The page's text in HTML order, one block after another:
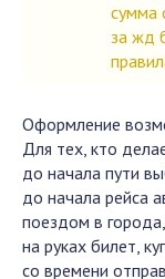
сумма
за жд
Оформление
Для тех, кто
до начала пути
до начала рейса
поездом в
на руках билет,
со времени